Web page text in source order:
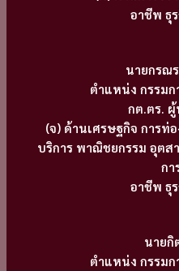
อาชีพ ธุ
นายกรณ
ตำแหน่ง กรรมก
กต.ตร.
(จ) ด้านเศรษฐกิจ การท่
บริการ พาณิชยกรรม อุตส
กา
อาชีพ ธุ
นาย
ตำแหน่ง กรรมก